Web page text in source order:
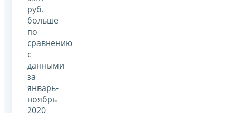
руб.
больше
по
сравнению
с
данными
за
январь-
ноябрь
2020